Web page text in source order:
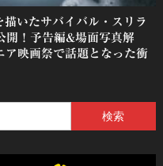
いたサバイバル・スリラ
開！予告編&場面写真解
ア映画祭で話題となった衝
索: